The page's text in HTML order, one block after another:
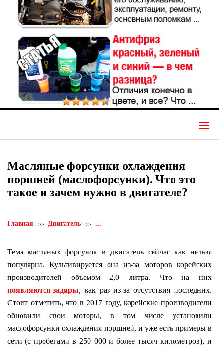
Масляные форсунки охлаждения
поршней (маслофорсунки). Что это
такое и зачем нужно в двигателе?
Главная Двигатель ...
Тема масляных форсунок в двигатель сейчас как нельзя
популярна. Культивируется она из-за моторов корейских
производителей объемом 2,0 литра. Что на них
появляются задиры, как раз из-за отсутствия последних.
Стоит отметить, что в 2017 году, корейские производители
обновили свои моторы, в том числе установили
маслофорсунки охлаждения поршней, и уже есть примеры в
сети (с пробегами в 250 000 и более тысяч километров), и